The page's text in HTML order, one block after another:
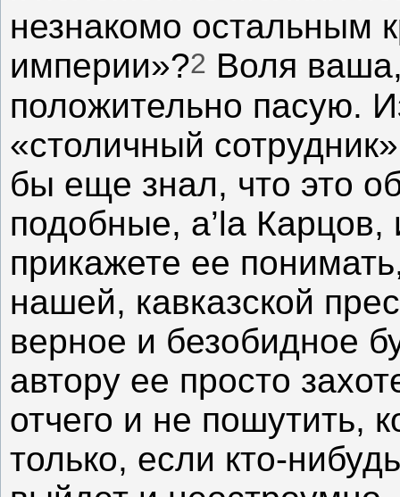
незнакомо остальным
империи»?2 Воля
положительно пасую.
«столичный
бы еще знал, что это
подобные, a’la
прикажете ее
нашей, кавказской
верное и безобидное
автору ее просто
отчего и не пошутить,
только, если кто-